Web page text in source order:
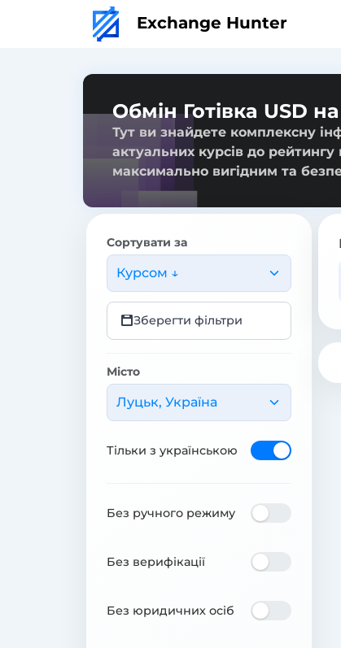
Exchange Hunter
Обмін Готівка USD
Тут ви знайдете комплексну
актуальних курсів до
максимально вигідним та
Сортувати за
Курсом ↓
Зберегти фільтри
Місто
Луцьк, Україна
Тільки з українською
Без ручного режиму
Без верифікації
Без юридичних осіб